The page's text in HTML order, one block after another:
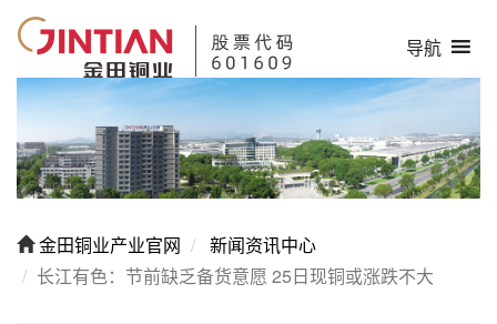
导航
金田铜业产业官网
新闻资讯中心
长江有色：节前缺乏备货意愿 25日现铜或涨跌不大